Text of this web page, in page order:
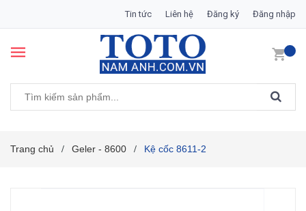
Tin tức Liên hệ Đăng ký Đăng nhập
Trang chủ / Geler - 8600 / Kệ cốc 8611-2